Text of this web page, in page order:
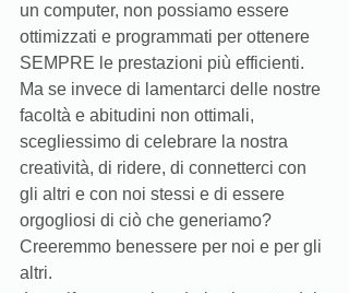
un computer, non possiamo essere
ottimizzati e programmati per ottenere
SEMPRE le prestazioni più efficienti.
Ma se invece di lamentarci delle nostre
facoltà e abitudini non ottimali,
scegliessimo di celebrare la nostra
creatività, di ridere, di connetterci con
gli altri e con noi stessi e di essere
orgogliosi di ciò che generiamo?
Creeremmo benessere per noi e per gli
altri.